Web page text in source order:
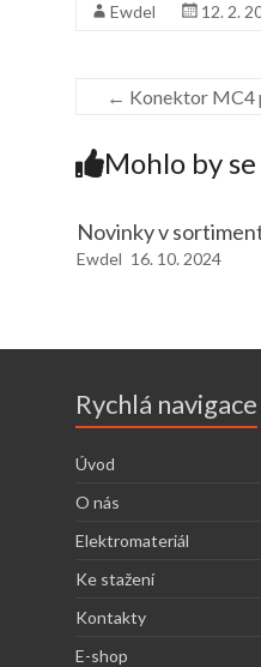
Ewdel 12. 2.
← Konektor MC4
Mohlo by
Novinky v
Ewdel 16. 10. 2024
Rychlá navigace
Úvod
O nás
Elektromateriál
Ke stažení
Kontakty
E-shop